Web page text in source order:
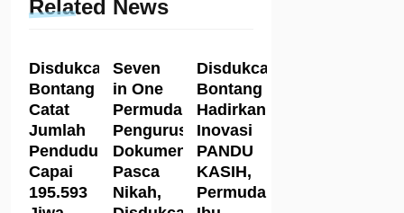
Related News
Disdukcapil
Bontang
Catat
Jumlah
Penduduk
Capai
195.593
Seven
in One
Permudah
Pengurusan
Dokumen
Pasca
Nikah,
Disdukcapil
Bontang
Hadirkan
Inovasi
PANDU
KASIH,
Permudah